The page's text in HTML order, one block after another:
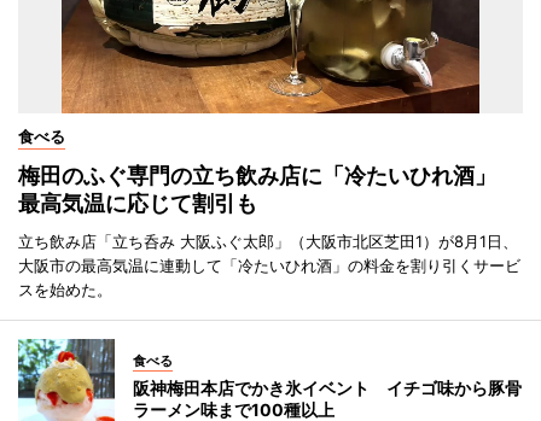
食べる
梅田のふぐ専門の立ち飲み店に「冷たいひれ酒」
最高気温に応じて割引も
立ち飲み店「立ち呑み 大阪ふぐ太郎」（大阪市北区芝田1）が8月1日、
大阪市の最高気温に連動して「冷たいひれ酒」の料金を割り引くサービ
スを始めた。
食べる
阪神梅田本店でかき氷イベント イチゴ味から豚骨
ラーメン味まで100種以上